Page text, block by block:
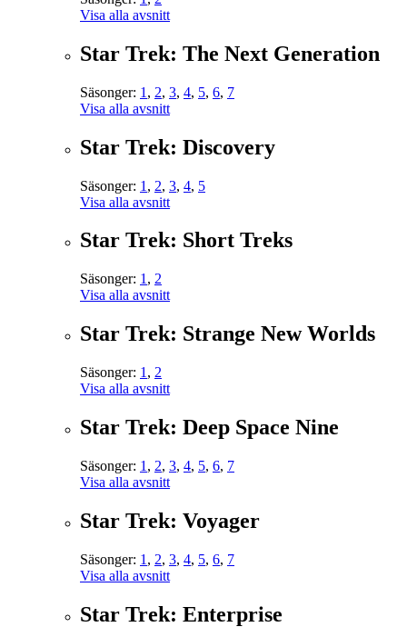
Visa alla avsnitt
Star Trek: The Next Generation
Säsonger: 1 , 2, 3, 4, 5, 6, 7
Visa alla avsnitt
Star Trek: Discovery
Säsonger: 1 , 2, 3, 4, 5
Visa alla avsnitt
Star Trek: Short Treks
Säsonger: 1 , 2
Visa alla avsnitt
Star Trek: Strange New Worlds
Säsonger: 1 , 2
Visa alla avsnitt
Star Trek: Deep Space Nine
Säsonger: 1 , 2, 3, 4, 5, 6, 7
Visa alla avsnitt
Star Trek: Voyager
Säsonger: 1 , 2, 3, 4, 5, 6, 7
Visa alla avsnitt
Star Trek: Enterprise